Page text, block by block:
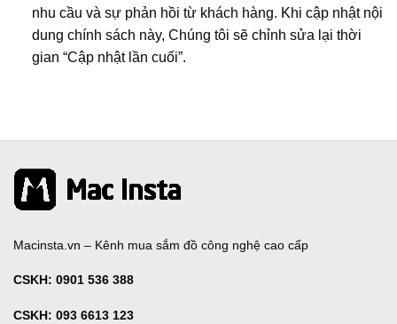
nhu cầu và sự phản hồi từ khách hàng. Khi cập nhật nội
dung chính sách này, Chúng tôi sẽ chỉnh sửa lại thời
gian “Cập nhật lần cuối”.
Macinsta.vn – Kênh mua sắm đồ công nghệ cao cấp
CSKH: 0901 536 388
CSKH: 093 6613 123